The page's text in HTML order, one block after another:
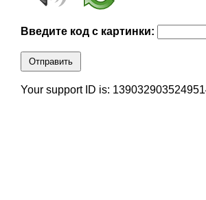
Введите код с картинки:
Отправить
Your support ID is: